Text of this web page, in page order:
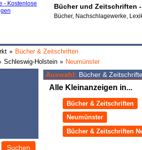
Bücher und Zeitschriften
Bücher, Nachschlagewerke,
» Bücher & Zeitschriften
Schleswig-Holstein » Neumünster
Suchen
Auswahl: Bücher &
Alle Kleinanzeigen in...
Bücher & Zeitschriften
Neumünster
Bücher & Zeitschriften